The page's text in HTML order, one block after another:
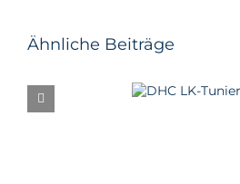
Ähnliche Beiträge
DHC LK-